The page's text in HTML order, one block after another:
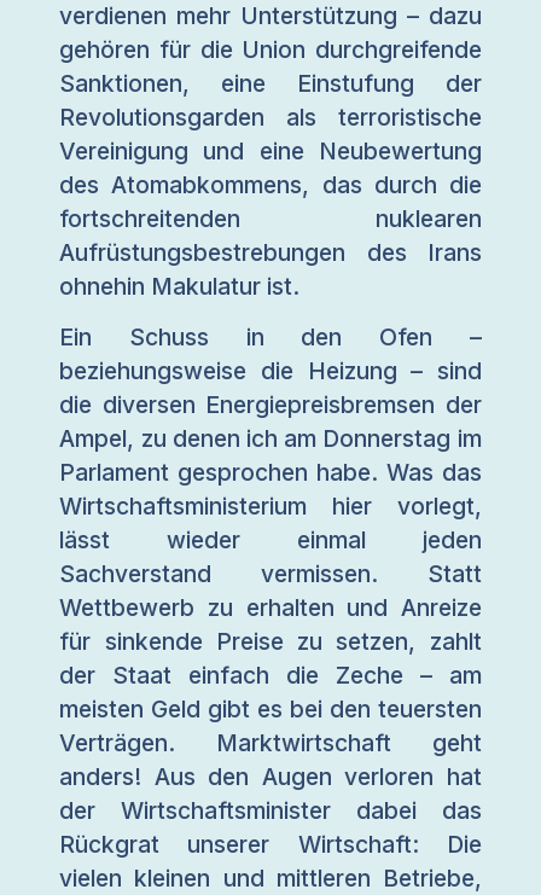
verdienen mehr Unterstützung – dazu
gehören für die Union durchgreifende
Sanktionen, eine Einstufung der
Revolutionsgarden als terroristische
Vereinigung und eine Neubewertung
des Atomabkommens, das durch die
fortschreitenden nuklearen
Aufrüstungsbestrebungen des Irans
ohnehin Makulatur ist.
Ein Schuss in den Ofen –
beziehungsweise die Heizung – sind
die diversen Energiepreisbremsen der
Ampel, zu denen ich am Donnerstag im
Parlament gesprochen habe. Was das
Wirtschaftsministerium hier vorlegt,
lässt wieder einmal jeden
Sachverstand vermissen. Statt
Wettbewerb zu erhalten und Anreize
für sinkende Preise zu setzen, zahlt
der Staat einfach die Zeche – am
meisten Geld gibt es bei den teuersten
Verträgen. Marktwirtschaft geht
anders! Aus den Augen verloren hat
der Wirtschaftsminister dabei das
Rückgrat unserer Wirtschaft: Die
vielen kleinen und mittleren Betriebe,